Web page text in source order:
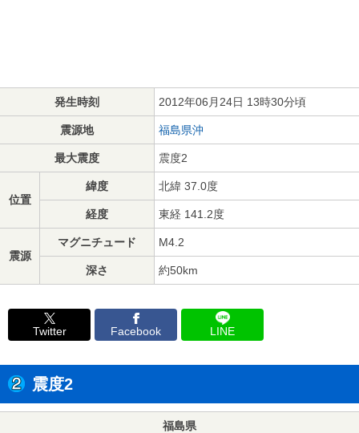
発生時刻 2012年06月24日 13時30分頃
震源地 福島県沖
最大震度 震度2
位置
緯度 北緯 37.0度
経度 東経 141.2度
震源
マグニチュード M4.2
深さ 約50km
Twitter Facebook LINE
震度2
福島県